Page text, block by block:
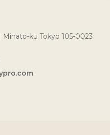
Minato-ku Tokyo 105-0023